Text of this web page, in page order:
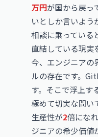
万円が国から戻っ
いとしか言いよ
相談に乗っている
直結している現実
今、エンジニアの
ルの存在です。
す。そこで浮上す
極めて切実な問い
生産性が2倍にな
ジニアの希少価値